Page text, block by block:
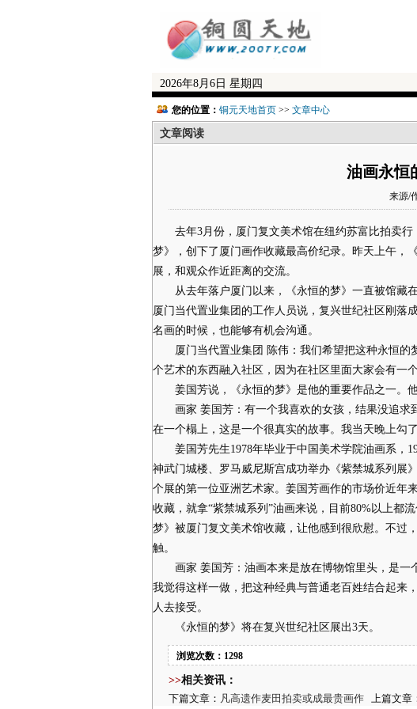
2026年8月6日 星期四
您的位置： 铜元天地首页 >> 文章中心
文章阅读
油画永恒
来源/
去年3月份，厦门复文美术馆在纽约苏富比拍卖行
梦》，创下了厦门画作收藏最高价纪录。昨天上午，
展，和观众作近距离的交流。
从去年落户厦门以来，《永恒的梦》一直被馆藏在
厦门当代置业集团的工作人员说，复兴世纪社区刚落
名画的时候，也能够有机会沟通。
厦门当代置业集团 陈伟：我们希望把这种永恒的
个艺术的东西融入社区，因为在社区里面大家会有一
姜国芳说，《永恒的梦》是他的重要作品之一。他
画家 姜国芳：有一个我喜欢的女孩，结果没追求
在一个榻上，这是一个很真实的故事。我当天晚上勾
姜国芳先生1978年毕业于中国美术学院油画系，
神武门城楼、罗马威尼斯宫成功举办《紫禁城系列展
个展的第一位亚洲艺术家。姜国芳画作的市场价近年
收藏，就拿“紫禁城系列”油画来说，目前80%以上都
梦》被厦门复文美术馆收藏，让他感到很欣慰。不过
触。
画家 姜国芳：油画本来是放在博物馆里头，是一
我觉得这样一做，把这种经典与普通老百姓结合起来
人去接受。
《永恒的梦》将在复兴世纪社区展出3天。
浏览次数：1298
>>相关资讯：
下篇文章： 凡高遗作麦田拍卖或成最贵画作 上篇文章